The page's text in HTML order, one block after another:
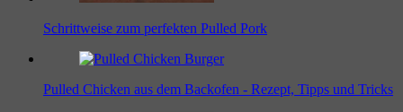
Schrittweise zum perfekten Pulled Pork
Pulled Chicken aus dem Backofen - Rezept, Tipps und Tricks